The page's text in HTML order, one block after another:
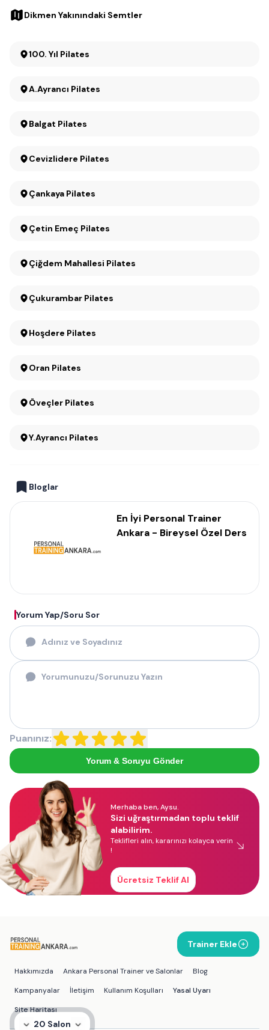
20 Salon
Dikmen Yakınındaki Semtler
100. Yıl Pilates
A.Ayrancı Pilates
Balgat Pilates
Cevizlidere Pilates
Çankaya Pilates
Çetin Emeç Pilates
Çiğdem Mahallesi Pilates
Çukurambar Pilates
Hoşdere Pilates
Oran Pilates
Öveçler Pilates
Y.Ayrancı Pilates
Bloglar
En İyi Personal Trainer
Ankara - Bireysel Özel Ders
Yorum Yap/Soru Sor
Puanınız:
Yorum & Soruyu Gönder
Merhaba ben, Aysu.
Sizi uğraştırmadan toplu teklif
alabilirim.
Teklifleri alın, kararınızı kolayca verin
!
Ücretsiz Teklif Al
Trainer Ekle
Hakkımızda Ankara Personal Trainer ve Salonlar
Blog
Kampanyalar
İletişim Kullanım Koşulları
Yasal Uyarı
Site Haritası